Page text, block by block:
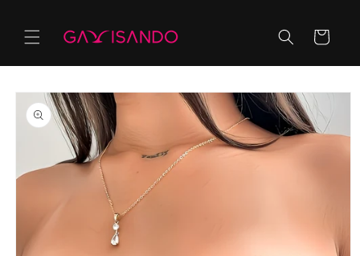
al contenido
Carrito
directamente
a la
información
del producto